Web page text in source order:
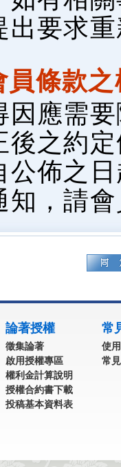
出要求
員條款
因應需
後之約
公佈之
知，請
論著授權
徵集論著
啟用授權專區
權利金計算說明
授權合約書下載
投稿基本資料表
常
使
常